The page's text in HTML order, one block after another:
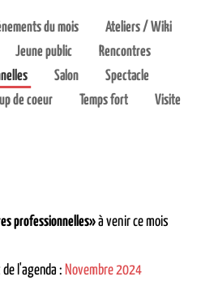
du mois
Ateliers / Wiki
Jeune public
Rencontres
Salon
Spectacle
de coeur Temps fort Visite
professionnelles»à venir ce mois
l'agenda : Novembre 2024